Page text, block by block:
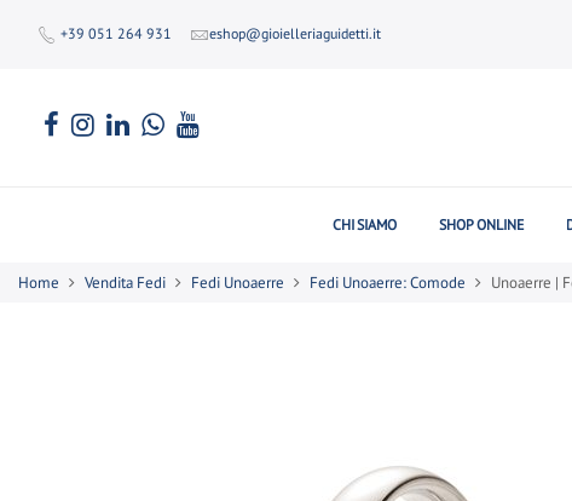
+39 051 264 931 eshop@gioielleriaguidetti.it
CHI SIAMO SHOP ONLINE
Home Vendita Fedi Fedi Unoaerre Fedi Unoaerre: Comode Unoaerre |